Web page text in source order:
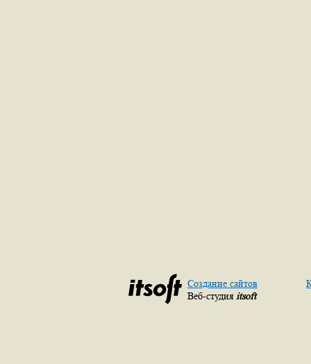
Создание сайтов
Веб-студия itsoft